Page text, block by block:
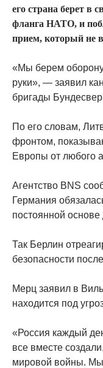
его страна берет в
фланга НАТО, и
прием, который не
«Мы берем
руки», — заявил
бригады
По его словам,
фронтом,
Европы от любого
Агентство BNS
Германия
постоянной основе
Так Берлин
безопасности
Мерц заявил в
находится под
«Россия каждый
все вместе
мировой войны.